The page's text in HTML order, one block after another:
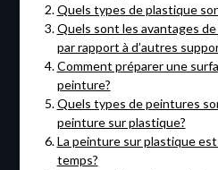
Quels types de plastique
Quels sont les avantages
par rapport à d’autres
Comment préparer une
peinture?
Quels types de peintures
peinture sur plastique?
La peinture sur plastique
temps?